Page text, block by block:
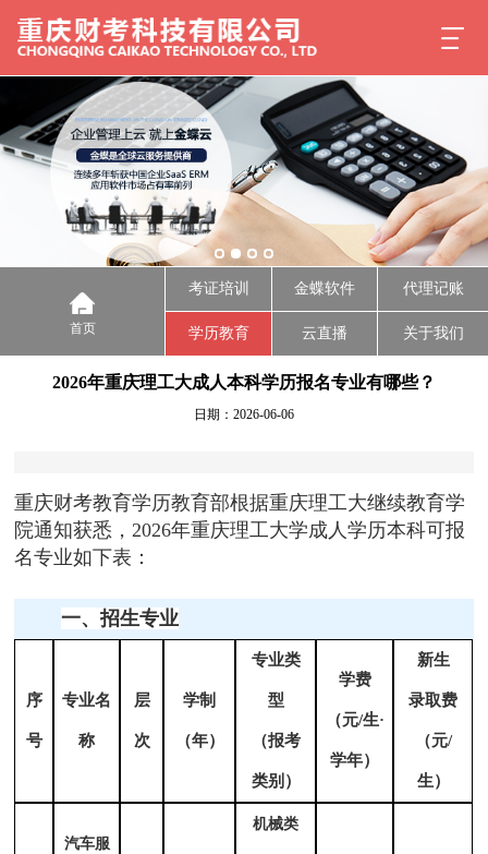
首页
考证培训 金蝶软件 代理记账
学历教育 云直播 关于我们
2026年重庆理工大成人本科学历报名专业有哪些？
日期：2026-06-06
重庆财考教育学历教育部根据重庆理工大继续教育学
院通知获悉，2026年重庆理工大学成人学历本科可报
名专业如下表：
一、招生专业
序
号
专业名
称
层
次
学制
（年）
专业类
型
（报考
类别）
学费
（元/生·
学年）
新生
录取费
（元/
生）
汽车服
机械类